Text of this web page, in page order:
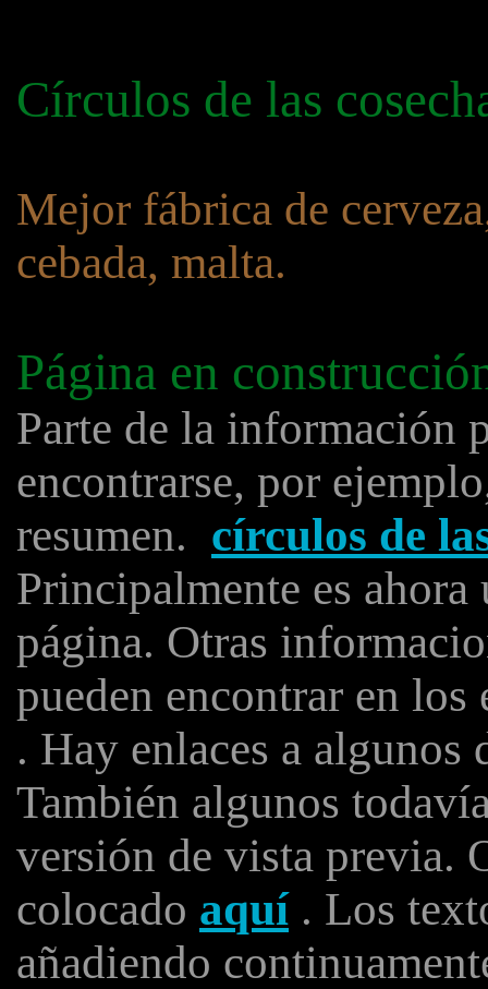
Círculos de las
Mejor fábrica de
cebada, malta.
Página en
Parte de la información
encontrarse, por
resumen. círculos de
Principalmente es ahora
página. Otras
pueden encontrar en
. Hay enlaces a
También algunos
versión de vista previa.
colocado aquí. Los
añadiendo